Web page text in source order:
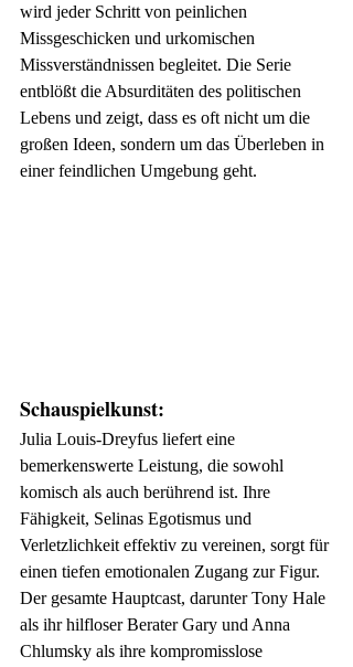
wird jeder Schritt von peinlichen
Missgeschicken und urkomischen
Missverständnissen begleitet. Die Serie
entblößt die Absurditäten des politischen
Lebens und zeigt, dass es oft nicht um die
großen Ideen, sondern um das Überleben in
einer feindlichen Umgebung geht.
Schauspielkunst:
Julia Louis-Dreyfus liefert eine
bemerkenswerte Leistung, die sowohl
komisch als auch berührend ist. Ihre
Fähigkeit, Selinas Egotismus und
Verletzlichkeit effektiv zu vereinen, sorgt für
einen tiefen emotionalen Zugang zur Figur.
Der gesamte Hauptcast, darunter Tony Hale
als ihr hilfloser Berater Gary und Anna
Chlumsky als ihre kompromisslose